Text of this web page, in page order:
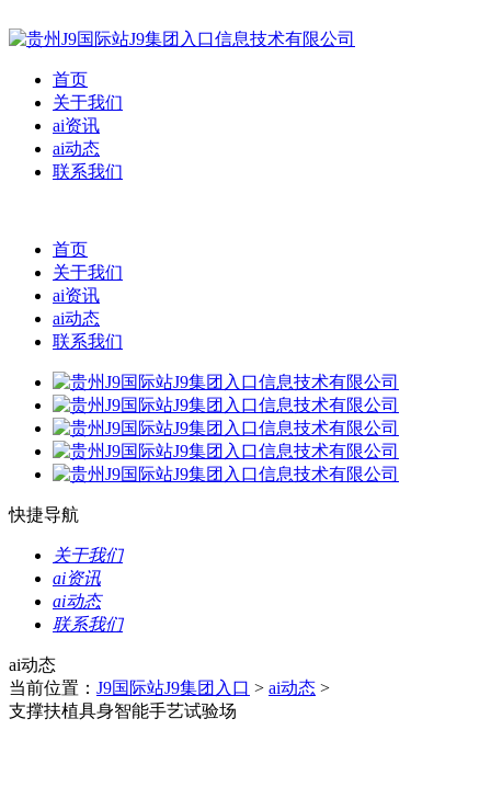
首页
关于我们
ai资讯
ai动态
联系我们
首页
关于我们
ai资讯
ai动态
联系我们
快捷导航
关于我们
ai资讯
ai动态
联系我们
ai动态
当前位置： J9国际站J9集团入口 > ai动态 >
支撑扶植具身智能手艺试验场